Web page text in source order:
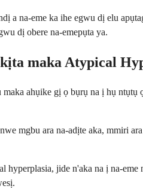
a na-eme ka ihe egwu dị elu
dị obere na-emepụta ya.
maka Atypical
ahụike gị ọ bụrụ na ị hụ ntụtụ
mgbu ara na-adịte aka, mmiri
hyperplasia, jide n'aka na ị na-